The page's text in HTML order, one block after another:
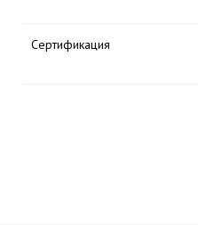
Сертификация